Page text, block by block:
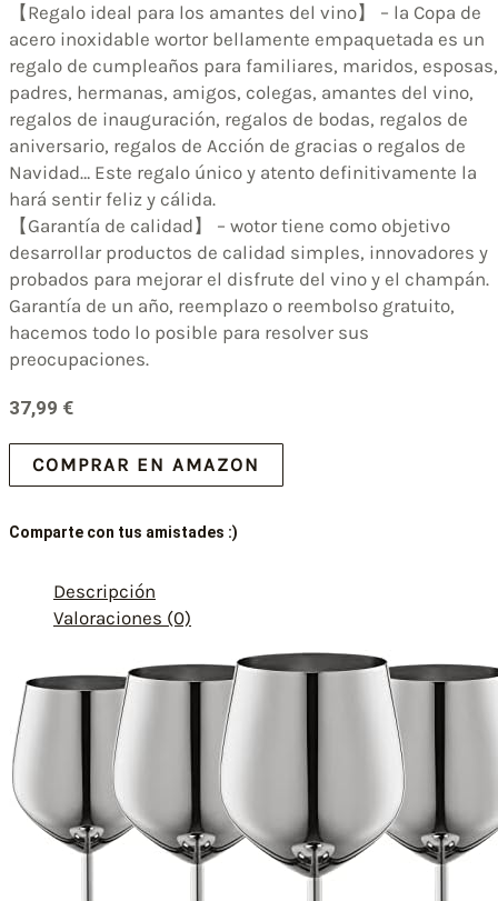
【Regalo ideal para los amantes del vino】 – la Copa de
acero inoxidable wortor bellamente empaquetada es un
regalo de cumpleaños para familiares, maridos, esposas,
padres, hermanas, amigos, colegas, amantes del vino,
regalos de inauguración, regalos de bodas, regalos de
aniversario, regalos de Acción de gracias o regalos de
Navidad… Este regalo único y atento definitivamente la
hará sentir feliz y cálida.
【Garantía de calidad】 – wotor tiene como objetivo
desarrollar productos de calidad simples, innovadores y
probados para mejorar el disfrute del vino y el champán.
Garantía de un año, reemplazo o reembolso gratuito,
hacemos todo lo posible para resolver sus
preocupaciones.
37,99 €
COMPRAR EN AMAZON
Comparte con tus amistades :)
Descripción
Valoraciones (0)